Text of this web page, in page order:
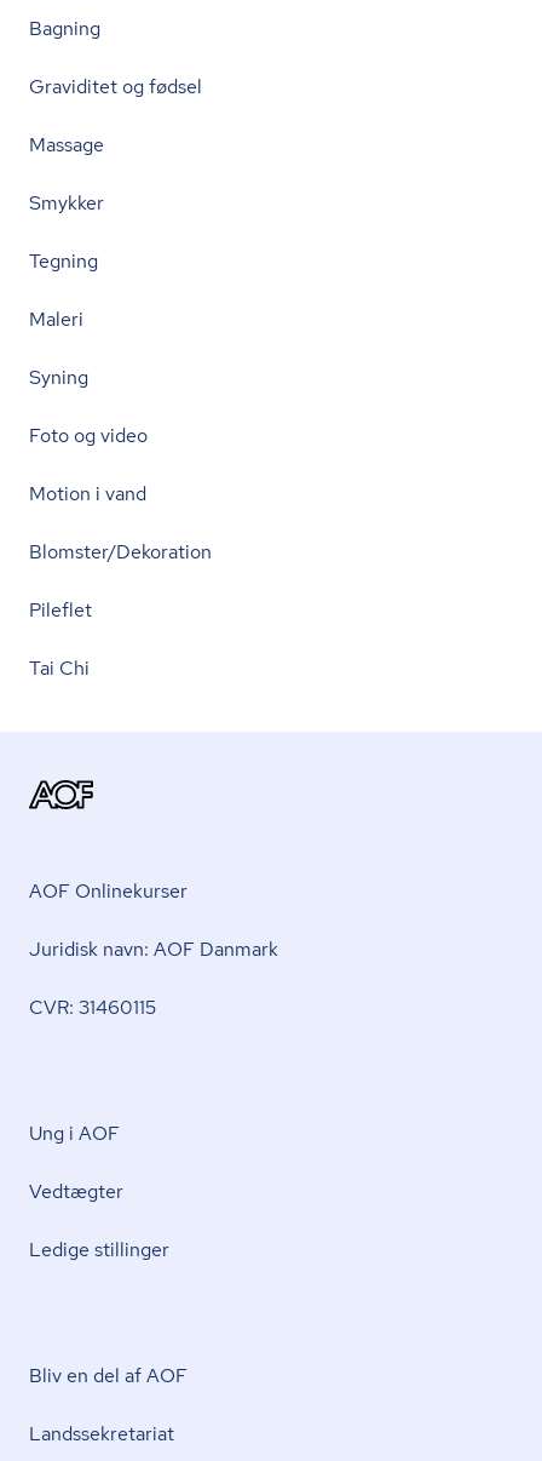
Bagning
Graviditet og fødsel
Massage
Smykker
Tegning
Maleri
Syning
Foto og video
Motion i vand
Blomster/Dekoration
Pileflet
Tai Chi
AOF Onlinekurser
Juridisk navn: AOF Danmark
CVR: 31460115
Ung i AOF
Vedtægter
Ledige stillinger
Bliv en del af AOF
Lands­se­kre­ta­ri­at